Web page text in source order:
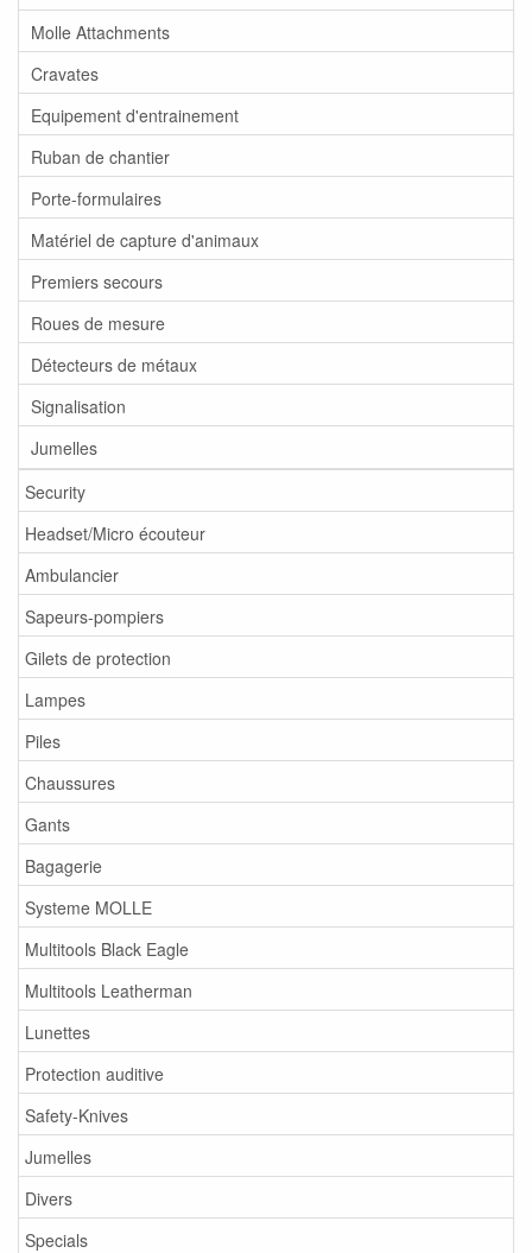
Molle Attachments
Cravates
Equipement d'entrainement
Ruban de chantier
Porte-formulaires
Matériel de capture d'animaux
Premiers secours
Roues de mesure
Détecteurs de métaux
Signalisation
Jumelles
Security
Headset/Micro écouteur
Ambulancier
Sapeurs-pompiers
Gilets de protection
Lampes
Piles
Chaussures
Gants
Bagagerie
Systeme MOLLE
Multitools Black Eagle
Multitools Leatherman
Lunettes
Protection auditive
Safety-Knives
Jumelles
Divers
Specials